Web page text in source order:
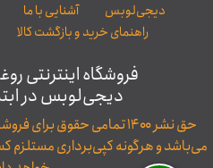
دیجی‌لوبس آشنایی با ما
راهنمای خرید و بازگشت کالا
فروشگاه اینترنتی
دیجی‌لوبس در
حق نشر ۱۴۰۰ تمامی حقوق
می‌باشد و هرگونه کپی‌برداری مستلزم